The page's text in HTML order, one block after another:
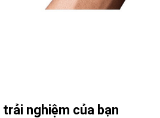
trải nghiệm của bạn